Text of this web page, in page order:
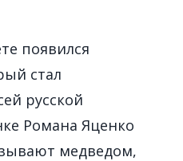
появился
стал
русской
Романа Яценко
медведом,